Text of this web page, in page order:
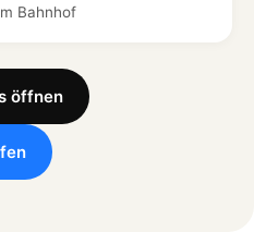
Bahnhof
öffnen